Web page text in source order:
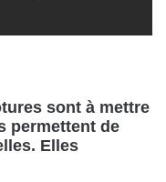
sont à mettre
permettent de
Elles